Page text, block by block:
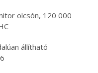
olcsón, 120 000
állítható